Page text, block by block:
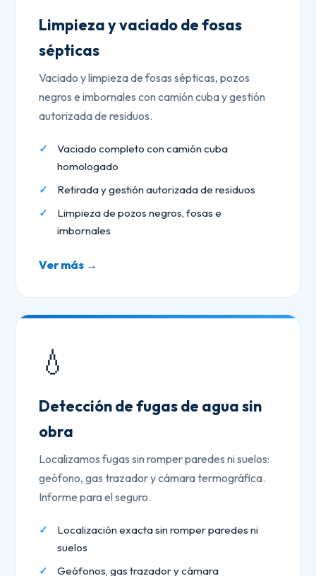
Limpieza y vaciado de fosas
sépticas
Vaciado y limpieza de fosas sépticas, pozos
negros e imbornales con camión cuba y gestión
autorizada de residuos.
Vaciado completo con camión cuba
homologado
Retirada y gestión autorizada de residuos
Limpieza de pozos negros, fosas e
imbornales
Ver más →
💧
Detección de fugas de agua sin
obra
Localizamos fugas sin romper paredes ni suelos:
geófono, gas trazador y cámara termográfica.
Informe para el seguro.
Localización exacta sin romper paredes ni
suelos
Geófonos, gas trazador y cámara